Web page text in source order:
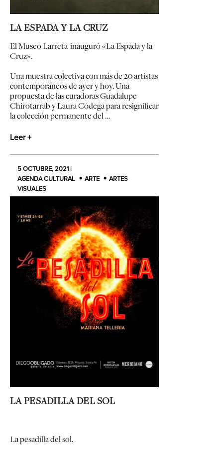
LA ESPADA Y LA CRUZ
El Museo Larreta inauguró «La Espada y la
Cruz».
Una muestra colectiva con más de 20 artistas
contemporáneos de ayer y hoy. Una
propuesta de las curadoras Guadalupe
Chirotarrab y Laura Códega para resignificar
la colección permanente del …
Leer +
5 OCTUBRE, 2021 |
AGENDA CULTURAL
ARTE
ARTES
VISUALES
LA PESADILLA DEL SOL
La pesadilla del sol.